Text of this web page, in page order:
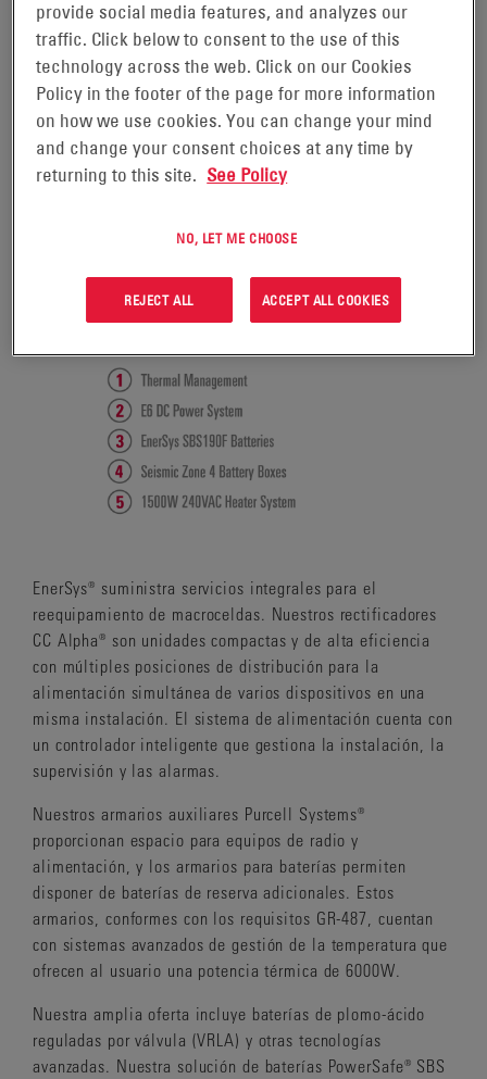
EnerSys® suministra servicios integrales para el
reequipamiento de macroceldas. Nuestros rectificadores
CC Alpha® son unidades compactas y de alta eficiencia
con múltiples posiciones de distribución para la
alimentación simultánea de varios dispositivos en una
misma instalación. El sistema de alimentación cuenta con
un controlador inteligente que gestiona la instalación, la
supervisión y las alarmas.
Nuestros armarios auxiliares Purcell Systems®
proporcionan espacio para equipos de radio y
alimentación, y los armarios para baterías permiten
disponer de baterías de reserva adicionales. Estos
armarios, conformes con los requisitos GR-487, cuentan
con sistemas avanzados de gestión de la temperatura que
ofrecen al usuario una potencia térmica de 6000W.
Nuestra amplia oferta incluye baterías de plomo-ácido
reguladas por válvula (VRLA) y otras tecnologías
avanzadas. Nuestra solución de baterías PowerSafe® SBS
provide social media features, and analyzes our
traffic. Click below to consent to the use of this
technology across the web. Click on our Cookies
Policy in the footer of the page for more information
on how we use cookies. You can change your mind
and change your consent choices at any time by
returning to this site. See Policy
NO, LET ME CHOOSE
REJECT ALL ACCEPT ALL COOKIES